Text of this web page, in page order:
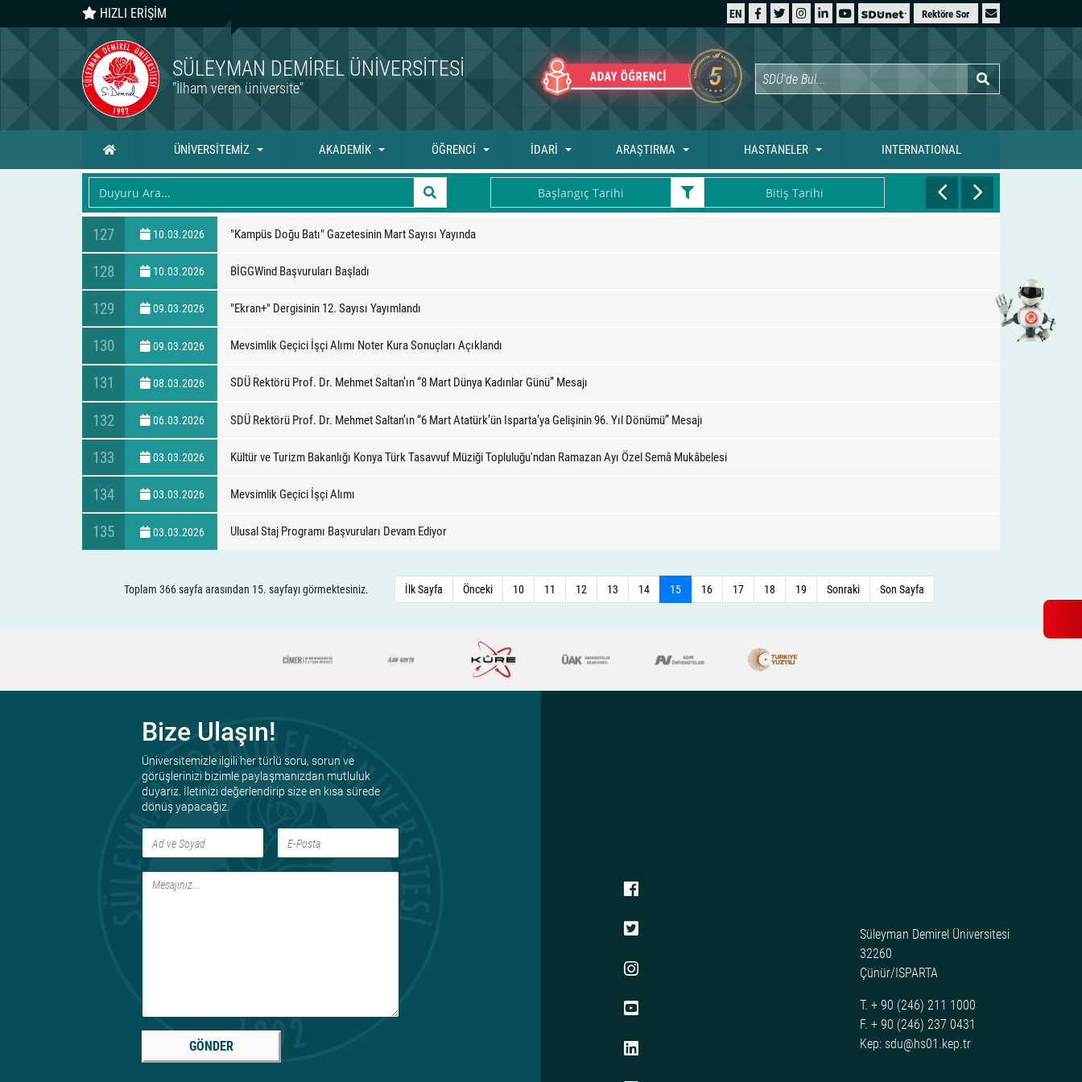
HIZLI ERİŞİM EN Rektöre Sor
SÜLEYMAN DEMIREL ÜNIVERSITESI
"İlham veren üniversite"
Ana Sayfa ÜNİVERSİTEMİZ AKADEMİK ÖĞRENCİ İDARİ ARAŞTIRMA HASTANELER INTERNATIONAL
127 10.03.2026 "Kampüs Doğu Batı" Gazetesinin Mart Sayısı Yayında
128 10.03.2026 BİGGWind Başvuruları Başladı
129 09.03.2026 "Ekran+" Dergisinin 12. Sayısı Yayımlandı
130 09.03.2026 Mevsimlik Geçici İşçi Alımı Noter Kura Sonuçları Açıklandı
131 08.03.2026 SDÜ Rektörü Prof. Dr. Mehmet Saltan’ın “8 Mart Dünya Kadınlar Günü” Mesajı
132 06.03.2026 SDÜ Rektörü Prof. Dr. Mehmet Saltan’ın “6 Mart Atatürk’ün Isparta’ya Gelişinin 96. Yıl Dönümü” Mesajı
133 03.03.2026 Kültür ve Turizm Bakanlığı Konya Türk Tasavvuf Müziği Topluluğu'ndan Ramazan Ayı Özel Semâ Mukâbelesi
134 03.03.2026 Mevsimlik Geçici İşçi Alımı
135 03.03.2026 Ulusal Staj Programı Başvuruları Devam Ediyor
Toplam 366 sayfa arasından 15. sayfayı görmektesiniz. İlk Sayfa Önceki 10 11 12 13 14 15 16 17 18 19 Sonraki Son Sayfa
Bize Ulaşın!
Üniversitemizle ilgili her türlü soru, sorun ve
görüşlerinizi bizimle paylaşmanızdan mutluluk
duyarız. İletinizi değerlendirip size en kısa sürede
dönüş yapacağız.
GÖNDER
Süleyman Demirel Üniversitesi
32260
Çünür/ISPARTA
T. + 90 (246) 211 1000
F. + 90 (246) 237 0431
Kep: sdu@hs01.kep.tr